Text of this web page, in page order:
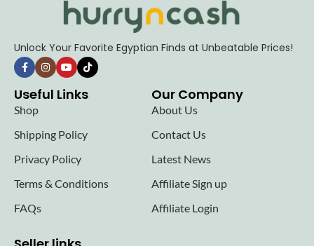
Unlock Your Favorite Egyptian Finds at Unbeatable Prices!
Useful Links
Shop
Shipping Policy
Privacy Policy
Terms & Conditions
FAQs
Our Company
About Us
Contact Us
Latest News
Affiliate Sign up
Affiliate Login